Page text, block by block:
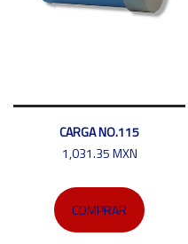
CARGA NO.115
1,031.35 MXN
COMPRAR